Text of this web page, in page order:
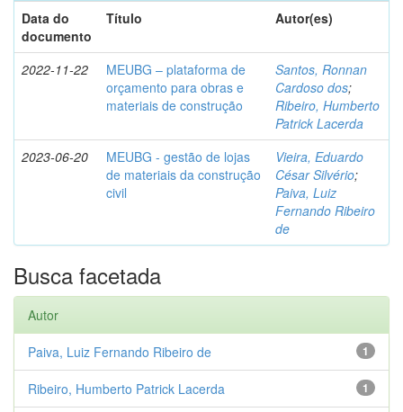
Data do
documento
Título Autor(es)
2022-11-22
MEUBG – plataforma de
orçamento para obras e
materiais de construção
Santos, Ronnan
Cardoso dos;
Ribeiro, Humberto
Patrick Lacerda
2023-06-20
MEUBG - gestão de lojas
de materiais da construção
civil
Vieira, Eduardo
César Silvério;
Paiva, Luiz
Fernando Ribeiro
de
Busca facetada
Autor
1
Paiva, Luiz Fernando Ribeiro de
1
Ribeiro, Humberto Patrick Lacerda